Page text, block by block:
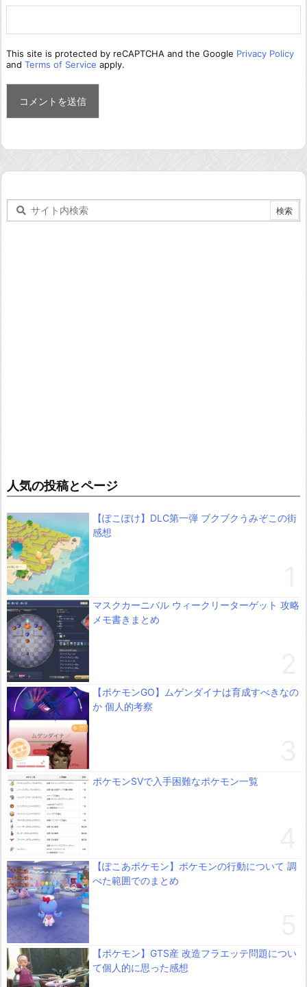
This site is protected by reCAPTCHA and the Google Privacy Policy
and Terms of Service apply.
人気の投稿とページ
【ぽこぽけ】DLC第一弾 ブクブクうみぞこの街
感想
マスクカーニバル ウィークリーターゲット 攻略
メモ書きまとめ
【ポケモンGO】ムゲンダイナは育成すべきなの
か 個人的考察
ポケモンSVで入手困難なポケモン一覧
【ぽこあポケモン】ポケモンの行動について 調
べた範囲でのまとめ
【ポケモン】GTS産 改造フラエッテ問題につい
て個人的に思った感想